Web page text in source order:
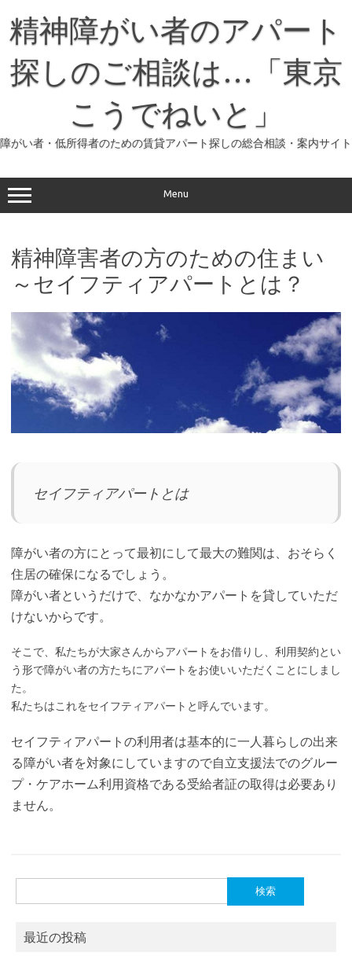
ン精神障がい者のアパート
探しのご相談は…「東京
こうでねいと」
障がい者・低所得者のための賃貸アパート探しの総合相談・案内サイト
Menu
精神障害者の方のための住まい
～セイフティアパートとは？
セイフティアパートとは
障がい者の方にとって最初にして最大の難関は、おそらく
住居の確保になるでしょう。
障がい者というだけで、なかなかアパートを貸していただ
けないからです。
そこで、私たちが大家さんからアパートをお借りし、利用契約とい
う形で障がい者の方たちにアパートをお使いいただくことにしまし
た。
私たちはこれをセイフティアパートと呼んでいます。
セイフティアパートの利用者は基本的に一人暮らしの出来
る障がい者を対象にしていますので自立支援法でのグルー
プ・ケアホーム利用資格である受給者証の取得は必要あり
ません。
索:
最近の投稿